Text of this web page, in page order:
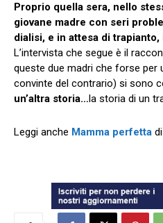
Proprio quella sera, nello
giovane madre con seri
dialisi, e in attesa di
L’intervista che segue è il
queste due madri che forse per
convinte del contrario) si sono
un’altra storia… la storia di un
Leggi anche Mamma perfetta di